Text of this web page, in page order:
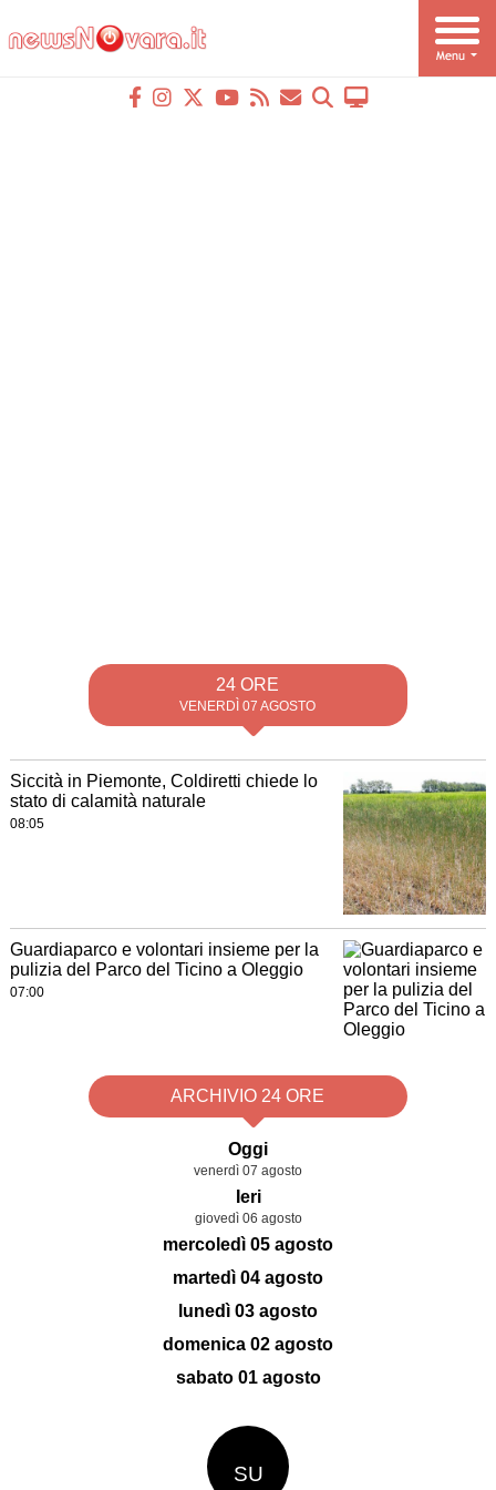
24 ORE
VENERDÌ 07 AGOSTO
Siccità in Piemonte, Coldiretti chiede lo
stato di calamità naturale
08:05
Guardiaparco e volontari insieme per la
pulizia del Parco del Ticino a Oleggio
07:00
ARCHIVIO 24 ORE
Oggi
venerdì 07 agosto
Ieri
giovedì 06 agosto
mercoledì 05 agosto
martedì 04 agosto
lunedì 03 agosto
domenica 02 agosto
sabato 01 agosto
SU